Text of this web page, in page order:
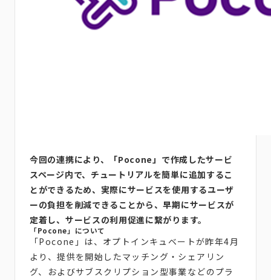
今回の連携により、「Pocone」で作成したサービ
スページ内で、チュートリアルを簡単に追加するこ
とができるため、実際にサービスを使用するユーザ
ーの負担を削減できることから、早期にサービスが
定着し、サービスの利用促進に繋がります。
「Pocone」について
「Pocone」は、オプトインキュベートが昨年4月
より、提供を開始したマッチング・シェアリン
グ、およびサブスクリプション型事業などのプラ